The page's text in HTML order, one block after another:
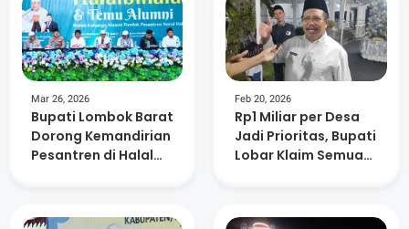
Mar 26, 2026
Bupati Lombok Barat
Dorong Kemandirian
Pesantren di Halal
Feb 20, 2026
Rp1 Miliar per Desa
Jadi Prioritas, Bupati
Lobar Klaim Semua